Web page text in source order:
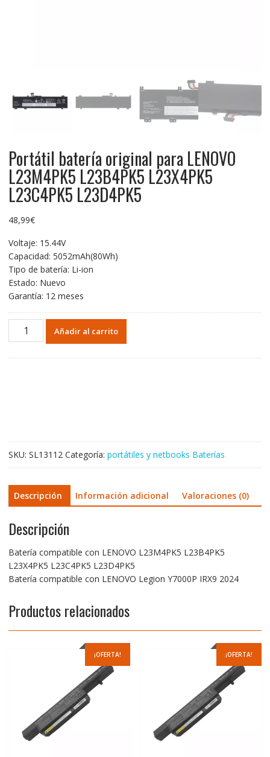
Portátil batería original para LENOVO
L23M4PK5 L23B4PK5 L23X4PK5
L23C4PK5 L23D4PK5
48,99€
Voltaje: 15.44V
Capacidad: 5052mAh(80Wh)
Tipo de batería: Li-ion
Estado: Nuevo
Garantía: 12 meses
Portátil
batería
L23D4PK5
cantidad
Añadir al carrito
SKU: SL13112 Categoría: portátiles y netbooks Baterías
Descripción Información adicional Valoraciones (0)
Descripción
Batería compatible con LENOVO L23M4PK5 L23B4PK5
L23X4PK5 L23C4PK5 L23D4PK5
Batería compatible con LENOVO Legion Y7000P IRX9 2024
Productos relacionados
¡OFERTA! ¡OFERTA!